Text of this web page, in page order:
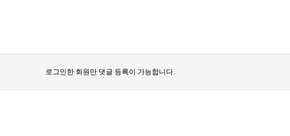
로그인한 회원만 댓글 등록이 가능합니다.